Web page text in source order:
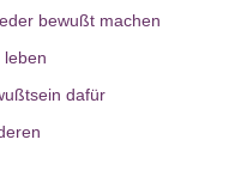
bewußt machen
leben
dafür